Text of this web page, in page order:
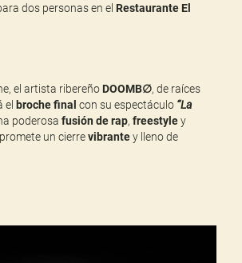
dos personas en elRestaurante El
el artista ribereñoDOOMB∅, de raíces
el broche final con su espectáculo “La
poderosafusión de rap,freestyley
un cierrevibrantey lleno de